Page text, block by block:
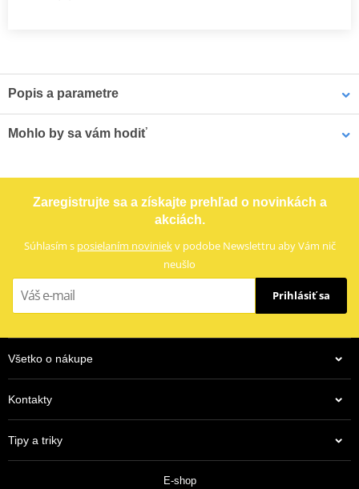
Popis a parametre
Výrobca
Mohlo by sa vám hodiť
Zaregistrujte sa a získajte prehľad o novinkách a
akciách.
Súhlasím s posielaním noviniekv podobe Newslettru aby Vám nič
neušlo
Prihlásiť sa
Všetko o nákupe
Kontakty
Tipy a triky
E-shop